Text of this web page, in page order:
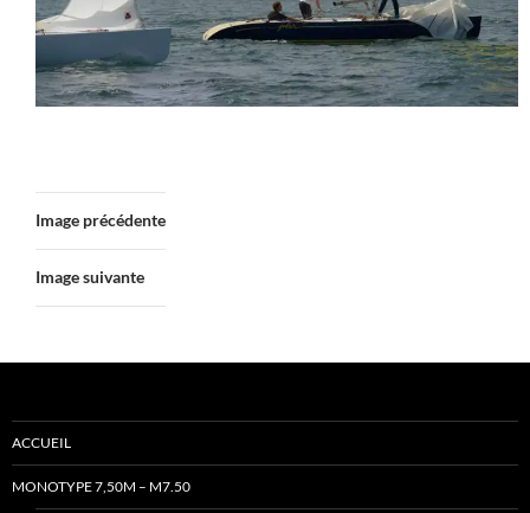
Image précédente
Image suivante
ACCUEIL
MONOTYPE 7,50M – M7.50